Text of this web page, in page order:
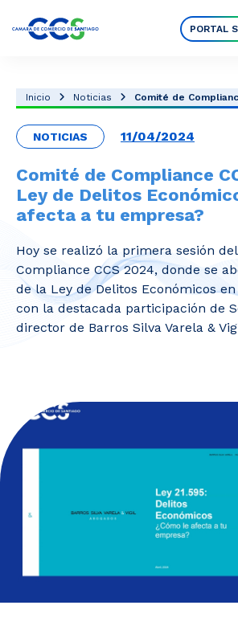
PORTAL
Nuestra Institución
Pilares Estratégicos
Comités de Trabajo
Eventos
CAM Santiago
Inicio Noticias Comité de
NOTICIAS 11/04/2024
Comité de Compliance
Ley de Delitos
afecta a tu empresa?
Hoy se realizó la primera sesión
Compliance CCS 2024, donde se
de la Ley de Delitos Económicos
con la destacada participación de
director de Barros Silva Varela &